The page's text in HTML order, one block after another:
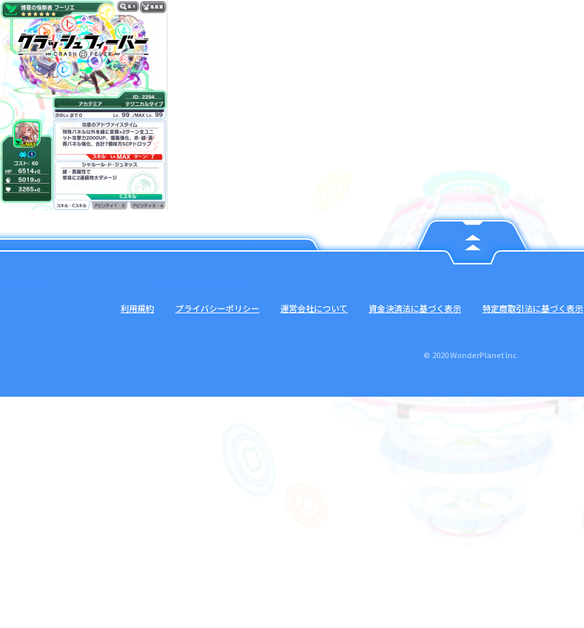
利用規約 プライバシーポリシー 運営会社について 資金決済法に基づく表示 特定商取引法に基づく表示
© 2020 WonderPlanet Inc.